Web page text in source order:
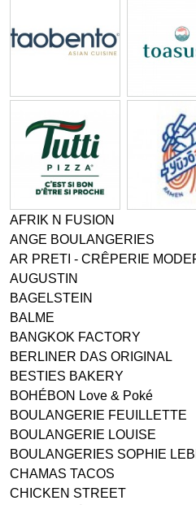
AFRIK N FUSION
ANGE BOULANGERIES
AR PRETI - CRÊPERIE
AUGUSTIN
BAGELSTEIN
BALME
BANGKOK FACTORY
BERLINER DAS ORIGINAL
BESTIES BAKERY
BOHÉBON Love & Poké
BOULANGERIE FEUILLETTE
BOULANGERIE LOUISE
BOULANGERIES SOPHIE
CHAMAS TACOS
CHICKEN STREET